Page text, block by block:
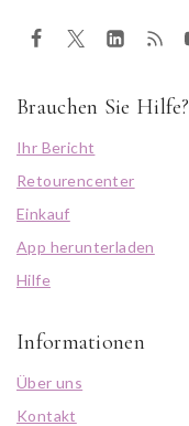
Brauchen Sie Hilfe?
Ihr Bericht
Retourencenter
Einkauf
App herunterladen
Hilfe
Informationen
Über uns
Kontakt